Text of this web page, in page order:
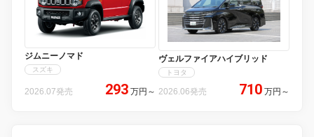
ジムニーノマド
スズキ
2026.07発売 293 万円 ～
ヴェルファイアハイブリッド
トヨタ
2026.06発売 710 万円 ～